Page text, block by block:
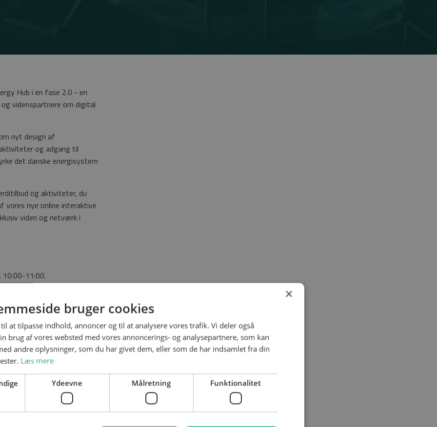
Hub i en fase 2.0 - en
videnspartnere om digital
nyt design af
og adgang til
det danske energisystem
og aktiviteter, du
vores nye online interaktive
viden og netværk i
10:00-11:00.
Cluster Denmark og
×
bruger cookies
at tilpasse indhold, annoncer og til at analysere vores trafik. Vi deler også
brug af vores websted med vores annoncerings- og analysepartnere, som kan
andre oplysninger, som du har givet dem, eller som de har indsamlet fra din
Læs mere
Ydeevne Målretning Funktionalitet